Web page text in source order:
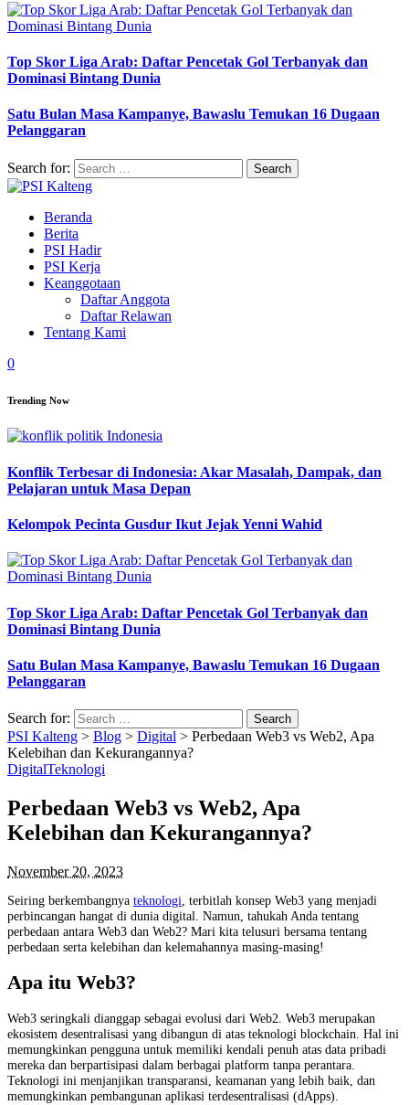
Top Skor Liga Arab: Daftar Pencetak Gol Terbanyak dan
Dominasi Bintang Dunia
Satu Bulan Masa Kampanye, Bawaslu Temukan 16 Dugaan
Pelanggaran
Search for:
Beranda
Berita
PSI Hadir
PSI Kerja
Keanggotaan
Daftar Anggota
Daftar Relawan
Tentang Kami
0
Trending Now
Konflik Terbesar di Indonesia: Akar Masalah, Dampak, dan
Pelajaran untuk Masa Depan
Kelompok Pecinta Gusdur Ikut Jejak Yenni Wahid
Top Skor Liga Arab: Daftar Pencetak Gol Terbanyak dan
Dominasi Bintang Dunia
Satu Bulan Masa Kampanye, Bawaslu Temukan 16 Dugaan
Pelanggaran
Search for:
PSI Kalteng > Blog > Digital > Perbedaan Web3 vs Web2, Apa
Kelebihan dan Kekurangannya?
DigitalTeknologi
Perbedaan Web3 vs Web2, Apa
Kelebihan dan Kekurangannya?
November 20, 2023
Seiring berkembangnya teknologi, terbitlah konsep Web3 yang menjadi
perbincangan hangat di dunia digital. Namun, tahukah Anda tentang
perbedaan antara Web3 dan Web2? Mari kita telusuri bersama tentang
perbedaan serta kelebihan dan kelemahannya masing-masing!
Apa itu Web3?
Web3 seringkali dianggap sebagai evolusi dari Web2. Web3 merupakan
ekosistem desentralisasi yang dibangun di atas teknologi blockchain. Hal ini
memungkinkan pengguna untuk memiliki kendali penuh atas data pribadi
mereka dan berpartisipasi dalam berbagai platform tanpa perantara.
Teknologi ini menjanjikan transparansi, keamanan yang lebih baik, dan
memungkinkan pembangunan aplikasi terdesentralisasi (dApps).